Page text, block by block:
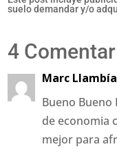
suelo demandar y/o
4
Marc
Bueno
de economia
mejor para